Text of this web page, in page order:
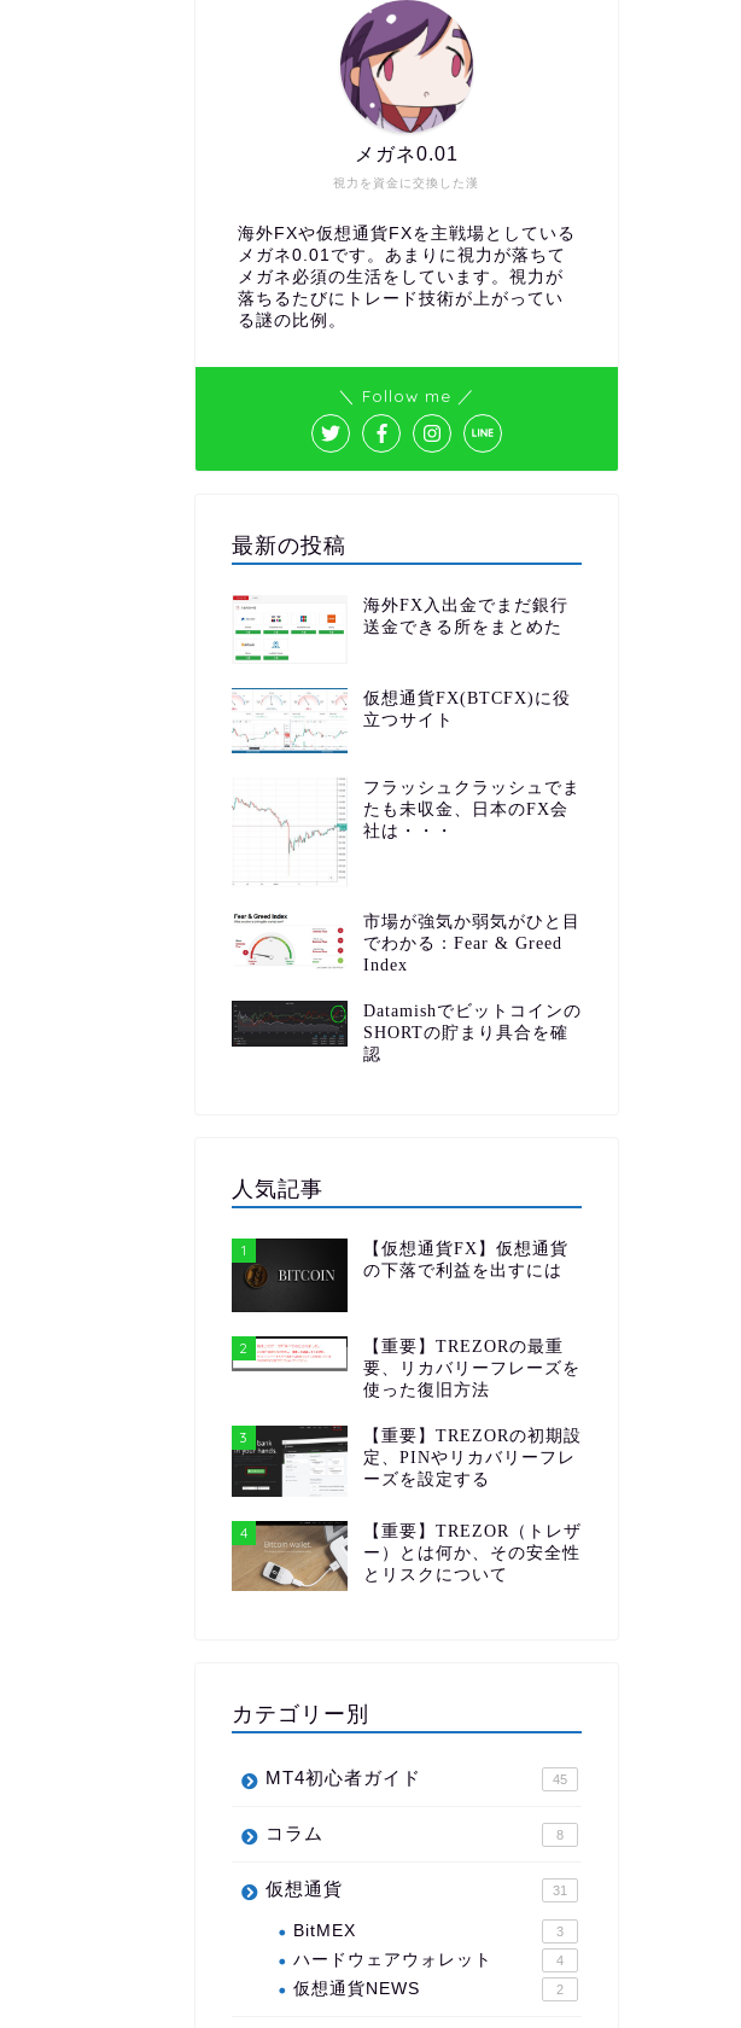
視力を資金に交換した漢
メガネ0.01
海外FXや仮想通貨FXを主戦場としている
メガネ0.01です。あまりに視力が落ちて
メガネ必須の生活をしています。視力が
落ちるたびにトレード技術が上がってい
る謎の比例。
＼ Follow me ／
最新の投稿
海外FX入出金でまだ銀行
送金できる所をまとめた
仮想通貨FX(BTCFX)に役
立つサイト
フラッシュクラッシュでま
たも未収金、日本のFX会
社は・・・
市場が強気か弱気がひと目
でわかる：Fear & Greed
Index
Datamishでビットコインの
SHORTの貯まり具合を確
認
人気記事
1
【仮想通貨FX】仮想通貨
の下落で利益を出すには
2
【重要】TREZORの最重
要、リカバリーフレーズを
使った復旧方法
3
【重要】TREZORの初期設
定、PINやリカバリーフレ
ーズを設定する
4
【重要】TREZOR（トレザ
ー）とは何か、その安全性
とリスクについて
カテゴリー別
MT4初心者ガイド 45
コラム 8
仮想通貨 31
BitMEX 3
ハードウェアウォレット 4
仮想通貨NEWS 2